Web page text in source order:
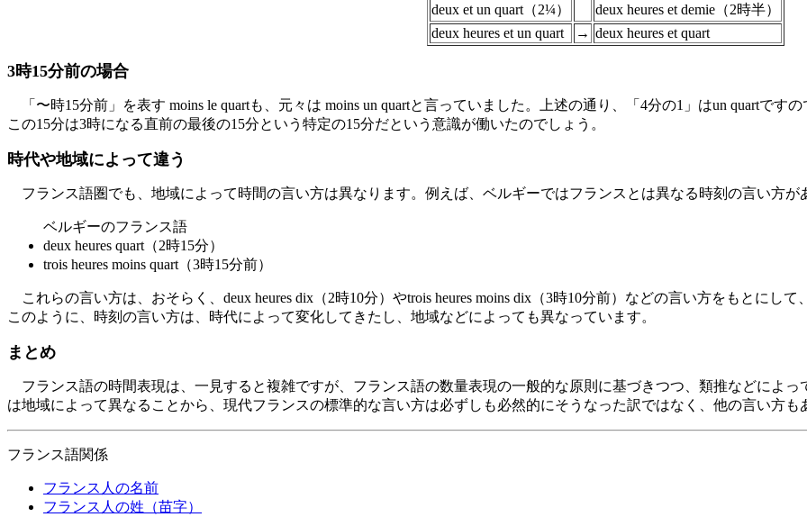
deux et un quart（2¼）
deux heures et demie（2時半）
deux heures et un quart
→ deux heures et quart
3時15分前の場合
「〜時15分前」を表す moins le quartも、元々は moins un quartと言っていました。上述の通り、「4分の1」はun quartです
この15分は3時になる直前の最後の15分という特定の15分だという意識が働いたのでしょう。
時代や地域によって違う
フランス語圏でも、地域によって時間の言い方は異なります。例えば、ベルギーではフランスとは異なる時刻の言い方が
ベルギーのフランス語
deux heures quart（2時15分）
trois heures moins quart（3時15分前）
これらの言い方は、おそらく、deux heures dix（2時10分）やtrois heures moins dix（3時10分前）などの言い方をもとにし
このように、時刻の言い方は、時代によって変化してきたし、地域などによっても異なっています。
まとめ
フランス語の時間表現は、一見すると複雑ですが、フランス語の数量表現の一般的な原則に基づきつつ、類推などによ
は地域によって異なることから、現代フランスの標準的な言い方は必ずしも必然的にそうなった訳ではなく、他の言い方も
フランス語関係
フランス人の名前
フランス人の姓（苗字）